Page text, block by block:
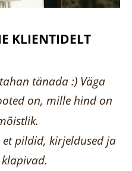
KLIENTIDELT
tänada :) Väga
on, mille hind on
pildid, kirjeldused ja